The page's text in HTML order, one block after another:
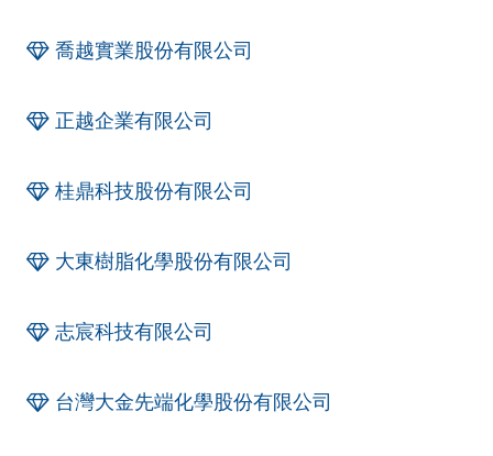
喬越實業股份有限公司
正越企業有限公司
桂鼎科技股份有限公司
大東樹脂化學股份有限公司
志宸科技有限公司
台灣大金先端化學股份有限公司